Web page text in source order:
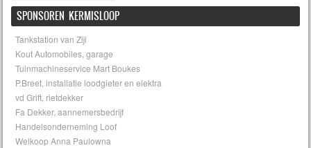
SPONSOREN KERMISLOOP
Tankstation van Zijl
Kout Automobiles, garage
Tuinmachineservice Mart Boukes
P.Breet, installatie loodgieter en elektra
vd Grift, rietdekker
Fa Dekker, aannemersbedrijf
Handelsonderneming Loof
Welkoop Anna Paulowna